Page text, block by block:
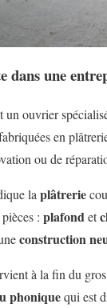
dans une
un ouvrier
en
ou de
la plâtrerie
: plafond et
construction
à la fin du
phoniquequi est